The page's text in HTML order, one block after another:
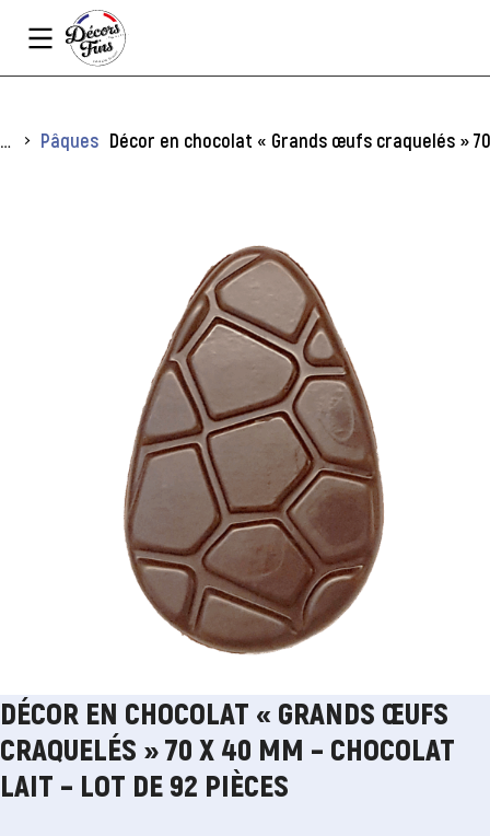
Vous êtes ici :
Pâques Décor en chocolat « Grands œufs craquelés »
DÉCOR EN CHOCOLAT « GRANDS ŒUFS
CRAQUELÉS » 70 X 40 MM – CHOCOLAT
LAIT – LOT DE 92 PIÈCES
Panneau de gestion des cookies